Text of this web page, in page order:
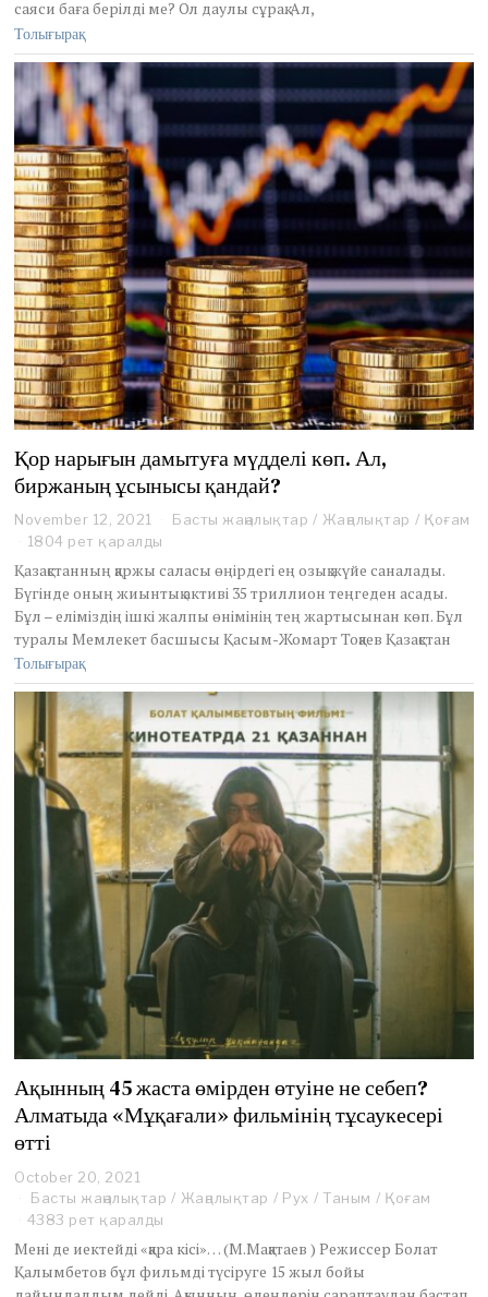
r
,
0
2
1
саяси баға берілді ме? Ол даулы сұрақ. Ал,
Толығырақ
Қор нарығын дамытуға мүдделі көп. Ал,
биржаның ұсынысы қандай?
November 12, 2021
o
e
m
b
e
3
,
2
0
2
1
Басты жаңалықтар / Жаңалықтар / Қоғам
1804 рет қаралды
Қазақстанның қаржы саласы өңірдегі ең озық жүйе саналады.
Бүгінде оның жиынтық активі 35 триллион теңгеден асады.
Бұл – еліміздің ішкі жалпы өнімінің тең жартысынан көп. Бұл
туралы Мемлекет басшысы Қасым-Жомарт Тоқаев Қазақстан
Толығырақ
Ақынның 45 жаста өмірден өтуіне не себеп?
Алматыда «Мұқағали» фильмінің тұсаукесері
өтті
October 20, 2021
a
n
a
r
Басты жаңалықтар / Жаңалықтар / Рух / Таным / Қоғам
4383 рет қаралды
Мені де иектейді «қара кісі»… (М.Мақатаев ) Режиссер Болат
Қалымбетов бұл фильмді түсіруге 15 жыл бойы